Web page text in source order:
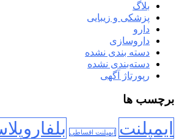
بلاگ
پزشکی و زیبایی
دارو
داروسازی
دسته بندی نشده
دسته‌بندی نشده
رپورتاژ آگهی
برچسب ها
ایمپلنت ایمپلنت اقساطی